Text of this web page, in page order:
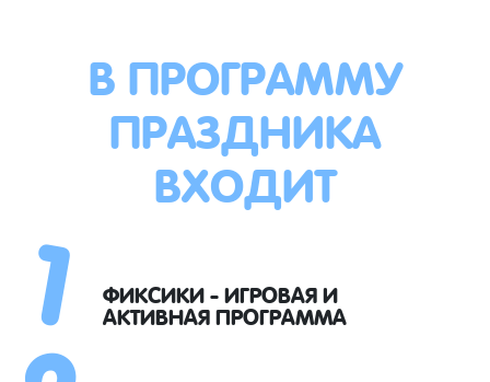
В ПРОГРАММУ
ПРАЗДНИКА
ВХОДИТ
ФИКСИКИ - ИГРОВАЯ И
АКТИВНАЯ ПРОГРАММА